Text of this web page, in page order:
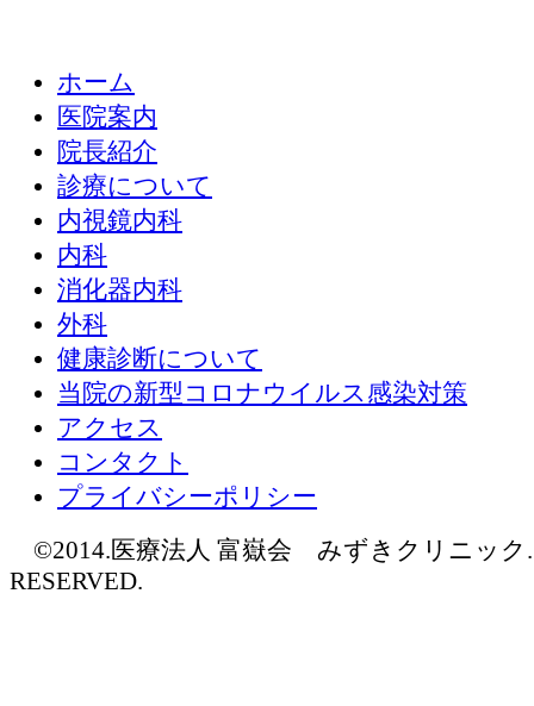
ホーム
医院案内
院長紹介
診療について
内視鏡内科
内科
消化器内科
外科
健康診断について
当院の新型コロナウイルス感染対策
アクセス
コンタクト
プライバシーポリシー
©2014.医療法人 富嶽会 みずきクリニック.
RESERVED.